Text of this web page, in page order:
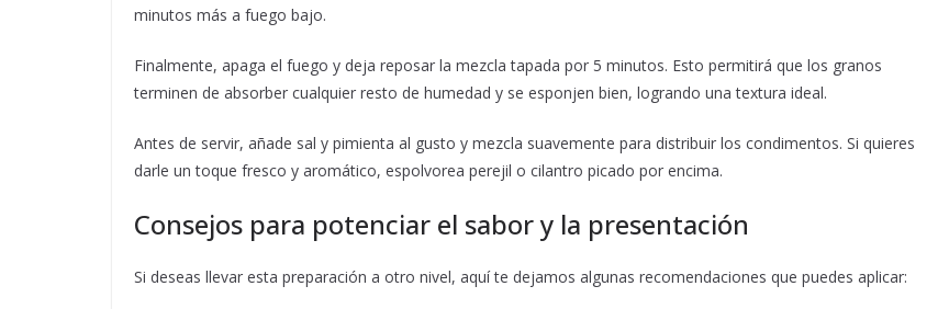
minutos más a fuego bajo.
Finalmente, apaga el fuego y deja reposar la mezcla tapada por 5 minutos. Esto permitirá que los granos
terminen de absorber cualquier resto de humedad y se esponjen bien, logrando una textura ideal.
Antes de servir, añade sal y pimienta al gusto y mezcla suavemente para distribuir los condimentos. Si quieres
darle un toque fresco y aromático, espolvorea perejil o cilantro picado por encima.
Consejos para potenciar el sabor y la presentación
Si deseas llevar esta preparación a otro nivel, aquí te dejamos algunas recomendaciones que puedes aplicar: